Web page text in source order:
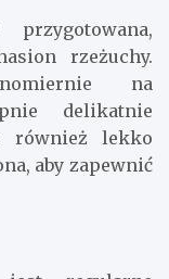
rzeżuchy.
na
delikatnie
również lekko
aby zapewnić